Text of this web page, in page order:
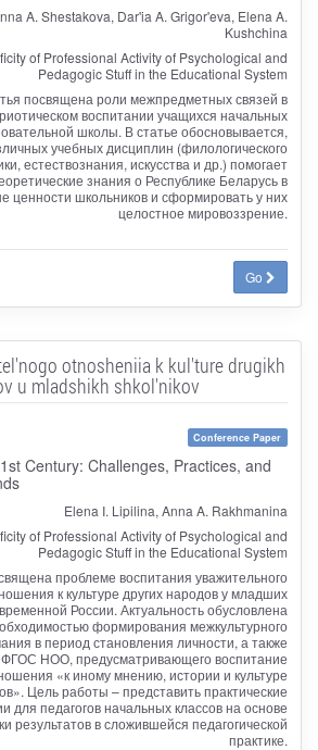
A. Shestakova, Dar'ia A. Grigor'eva, Elena A.
Kushchina
of Professional Activity of Psychological and
Pedagogic Stuff in the Educational System
посвящена роли межпредметных связей в
воспитании учащихся начальных
школы. В статье обосновывается,
учебных дисциплин (филологического
естествознания, искусства и др.) помогает
знания о Республике Беларусь в
ценности школьников и сформировать у них
целостное мировоззрение.
Go
otnosheniia k kul'ture drugikh
u mladshikh shkol'nikov
Conference Paper
Century: Challenges, Practices, and
Elena I. Lipilina, Anna A. Rakhmanina
of Professional Activity of Psychological and
Pedagogic Stuff in the Educational System
проблеме воспитания уважительного
к культуре других народов у младших
России. Актуальность обусловлена
формирования межкультурного
в период становления личности, а также
НОО, предусматривающего воспитание
«к иному мнению, истории и культуре
Цель работы – представить практические
для педагогов начальных классов на основе
результатов в сложившейся педагогической
практике.